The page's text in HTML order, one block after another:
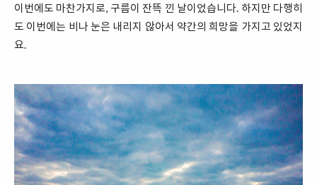
이번에도 마찬가지로, 구름이 잔뜩 낀 날이었습니다. 하지만 다행히
도 이번에는 비나 눈은 내리지 않아서 약간의 희망을 가지고 있었지
요.